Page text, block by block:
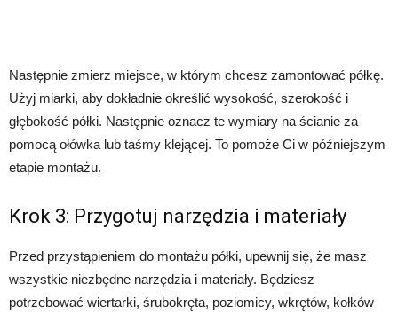
Następnie zmierz miejsce, w którym chcesz zamontować półkę.
Użyj miarki, aby dokładnie określić wysokość, szerokość i
głębokość półki. Następnie oznacz te wymiary na ścianie za
pomocą ołówka lub taśmy klejącej. To pomoże Ci w późniejszym
etapie montażu.
Krok 3: Przygotuj narzędzia i materiały
Przed przystąpieniem do montażu półki, upewnij się, że masz
wszystkie niezbędne narzędzia i materiały. Będziesz
potrzebować wiertarki, śrubokręta, poziomicy, wkrętów, kołków